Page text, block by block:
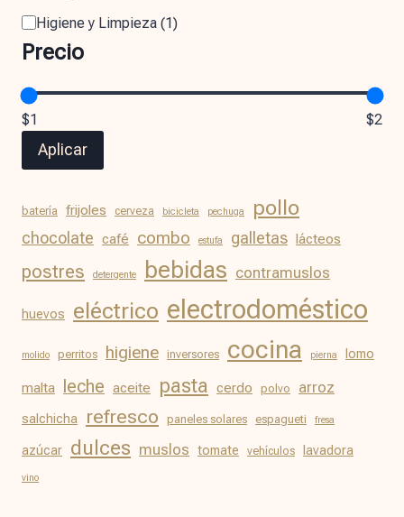
Higiene y Limpieza (1)
Precio
$1 $2
Aplicar
batería frijoles cerveza bicicleta pechuga pollo
chocolate café combo estufa galletas lácteos
postres detergente bebidas contramuslos
huevos eléctrico electrodoméstico
molido perritos higiene inversores cocina pierna lomo
malta leche aceite pasta cerdo polvo arroz
salchicha refresco paneles solares espagueti fresa
azúcar dulces muslos tomate vehículos lavadora
vino